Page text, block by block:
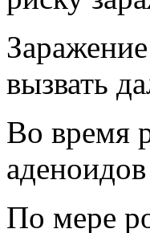
вызвать
Во время
По мере